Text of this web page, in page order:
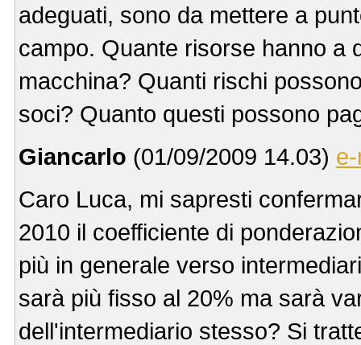
adeguati, sono da mettere a
campo. Quante risorse hanno a
macchina? Quanti rischi
soci? Quanto questi possono
Giancarlo (01/09/2009 14.03)
Caro Luca, mi sapresti
2010 il coefficiente di
più in generale verso
sarà più fisso al 20% ma sarà
dell'intermediario stesso? Si